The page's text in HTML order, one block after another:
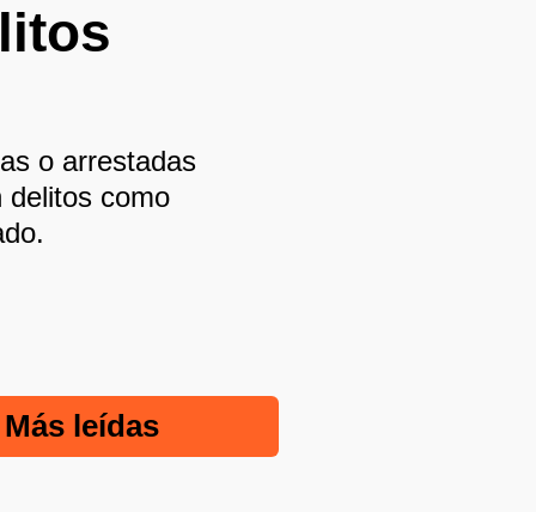
o arrestadas
delitos como
Más leídas